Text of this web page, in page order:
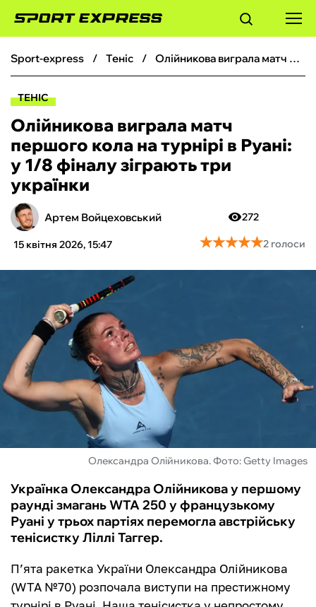
ФУТБОЛ
БОКС
ХОКЕЙ
ТЕНІС
КІБЕРСПОРТ
ЧС-2026
ФУТЗАЛ
ІНШІ
БУКМЕКЕРИ
sport-express теніс Олійникова виграла матч першого кола на турнірі в Руані: у 1/8 фіналу зіграють три українки
ТЕНІС
Олійникова виграла матч
першого кола на турнірі в Руані:
у 1/8 фіналу зіграють три
українки
Артем Войцеховський
15 квітня 2026, 15:47
272
★★★★★
★★★★★2 голоси
Олександра Олійникова. Фото: Getty Images
Українка Олександра Олійникова у першому
раунді змагань WTA 250 у французькому
Руані у трьох партіях перемогла австрійську
тенісистку Ліллі Таггер.
П’ята ракетка України Олександра Олійникова
(WTA №70) розпочала виступи на престижному